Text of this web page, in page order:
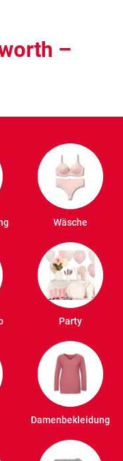
–
Wäsche
Party
Damenbekleidung